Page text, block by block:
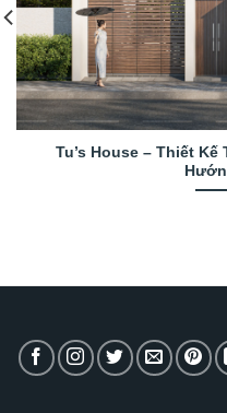
Tu’s House – Thiết